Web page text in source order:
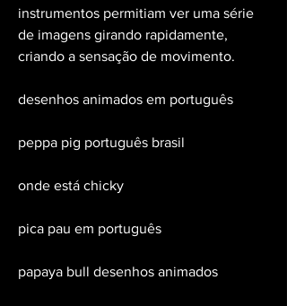
instrumentos permitiam ver uma série
de imagens girando rapidamente,
criando a sensação de movimento.
desenhos animados em português
peppa pig português brasil
onde está chicky
pica pau em português
papaya bull desenhos animados